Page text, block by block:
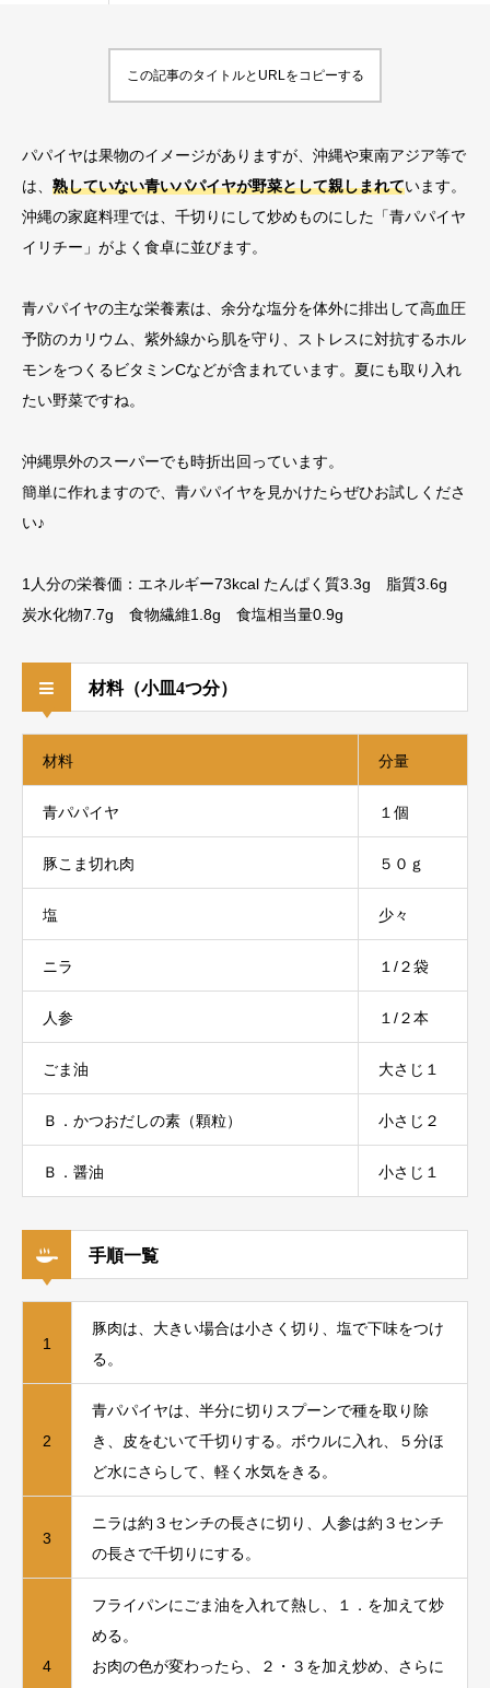
この記事のタイトルとURLをコピーする
パパイヤは果物のイメージがありますが、沖縄や東南アジア等で
は、 熟していない青いパパイヤが野菜として親しまれています。
沖縄の家庭料理では、千切りにして炒めものにした「青パパイヤ
イリチー」がよく食卓に並びます。
青パパイヤの主な栄養素は、余分な塩分を体外に排出して高血圧
予防のカリウム、紫外線から肌を守り、ストレスに対抗するホル
モンをつくるビタミンCなどが含まれています。夏にも取り入れ
たい野菜ですね。
沖縄県外のスーパーでも時折出回っています。
簡単に作れますので、青パパイヤを見かけたらぜひお試しくださ
い♪
1人分の栄養価：エネルギー73kcal たんぱく質3.3g 脂質3.6g
炭水化物7.7g 食物繊維1.8g 食塩相当量0.9g
材料（小皿4つ分）
材料 分量
青パパイヤ １個
豚こま切れ肉 ５０ｇ
塩 少々
ニラ １/２袋
人参 １/２本
ごま油 大さじ１
Ｂ．かつおだしの素（顆粒） 小さじ２
Ｂ．醤油 小さじ１
手順一覧
1
豚肉は、大きい場合は小さく切り、塩で下味をつけ
る。
2
青パパイヤは、半分に切りスプーンで種を取り除
き、皮をむいて千切りする。ボウルに入れ、５分ほ
ど水にさらして、軽く水気をきる。
3
ニラは約３センチの長さに切り、人参は約３センチ
の長さで千切りにする。
4
フライパンにごま油を入れて熱し、１．を加えて炒
める。
お肉の色が変わったら、２・３を加え炒め、さらに